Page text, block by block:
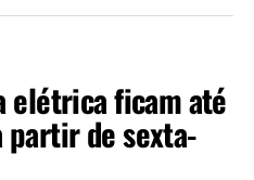
ser feita na aba “Meus
para conta bancária do
que a chave
Embora a
o valor é
elétrica ficam até
partir de sexta-